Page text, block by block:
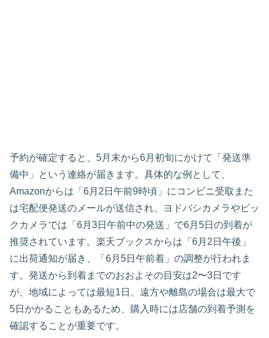
予約が確定すると、5月末から6月初旬にかけて「発送準
備中」という連絡が届きます。具体的な例として、
Amazonからは「6月2日午前9時頃」にコンビニ受取また
は宅配便発送のメールが送信され、ヨドバシカメラやビッ
クカメラでは「6月3日午前中の発送」で6月5日の到着が
推奨されています。楽天ブックスからは「6月2日午後」
に出荷通知が届き、「6月5日午前着」の調整が行われま
す。発送から到着までのおおよその目安は2〜3日です
が、地域によっては最短1日、遠方や離島の場合は最大で
5日かかることもあるため、購入時には店舗の到着予測を
確認することが重要です。